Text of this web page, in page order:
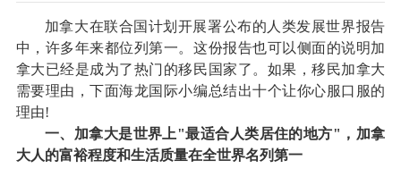
从秦皇岛市托运到美国从重庆市托运到美国 从上海市托运到澳大利亚
张家界市托运到美国从厦门市托运到美国 从张家界市托运到美国 从上海
市搬家到英国 从南京市搬家到加拿大从大连市搬家到英国从佛山市搬家
到美国从北京市搬家到西班牙从广州市搬家到比利时
加拿大在联合国计划开展署公布的人类发展世界报告
中，许多年来都位列第一。这份报告也可以侧面的说明加
拿大已经是成为了热门的移民国家了。如果，移民加拿大
需要理由，下面海龙国际小编总结出十个让你心服口服的
理由!
一、加拿大是世界上"最适合人类居住的地方"，加拿
大人的富裕程度和生活质量在全世界名列第一